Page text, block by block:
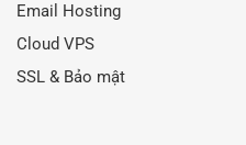
Email Hosting
Cloud VPS
SSL & Bảo mật